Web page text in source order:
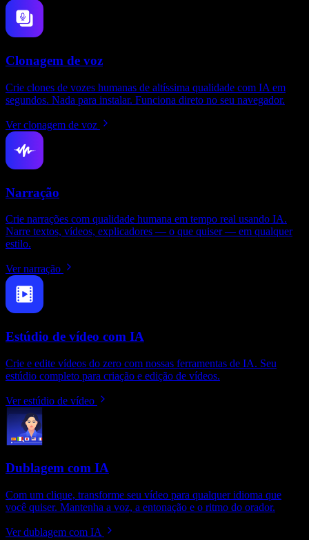
Clonagem de voz
Crie clones de vozes humanas de altíssima qualidade com IA em
segundos. Nada para instalar. Funciona direto no seu navegador.
Ver clonagem de voz
Narração
Crie narrações com qualidade humana em tempo real usando IA.
Narre textos, vídeos, explicadores — o que quiser — em qualquer
estilo.
Ver narração
Estúdio de vídeo com IA
Crie e edite vídeos do zero com nossas ferramentas de IA. Seu
estúdio completo para criação e edição de vídeos.
Ver estúdio de vídeo
Dublagem com IA
Com um clique, transforme seu vídeo para qualquer idioma que
você quiser. Mantenha a voz, a entonação e o ritmo do orador.
Ver dublagem com IA